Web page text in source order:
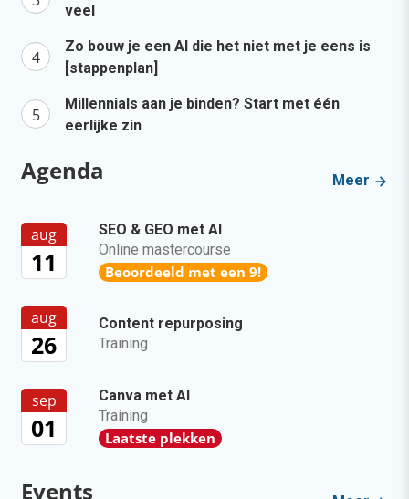
veel
Zo bouw je een AI die het niet met je eens is
[stappenplan]
Millennials aan je binden? Start met één
eerlijke zin
Agenda Meer
aug
11
SEO & GEO met AI
Online mastercourse
Beoordeeld met een 9!
aug
26
Content repurposing
Training
sep
01
Canva met AI
Training
Laatste plekken
Events